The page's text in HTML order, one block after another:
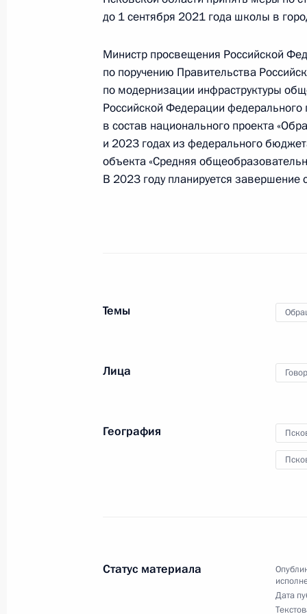
конференц-связи жительницы
по поручению Президента
с государствами – участниками
Абхазия и Республикой Южная
Федерации по приёму граждан в
9 декабря 2020 года, 20:08
1 декабря 2020 года, вторник
1 декабря 2020 года, 20:15
27 ноября 2020 года, пятница
конференц-связи жительницы
по поручению Президента
Президента Российской
19 ноября 2020 года, четверг
до 1 сентября 2021 года школы в
Министр просвещения Российской
по поручению Правительства
по модернизации инфраструктуры
Российской Федерации
в состав национального проекта
и 2023 годах из федерального
объекта «Средняя
В 2023 году планируется завершение
Темы
Лица
География
Статус материала
Дата